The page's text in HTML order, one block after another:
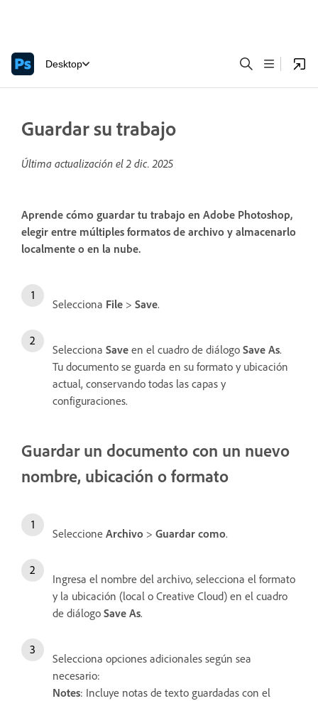
Desktop
Guardar su trabajo
Última actualización el2 dic. 2025
Aprende cómo guardar tu trabajo en Adobe Photoshop,
elegir entre múltiples formatos de archivo y almacenarlo
localmente o en la nube.
Selecciona File > Save.
Selecciona Save en el cuadro de diálogo Save As.
Tu documento se guarda en su formato y ubicación
actual, conservando todas las capas y
configuraciones.
Guardar un documento con un nuevo
nombre, ubicación o formato
Seleccione Archivo > Guardar como.
Ingresa el nombre del archivo, selecciona el formato
y la ubicación (local o Creative Cloud) en el cuadro
de diálogo Save As.
Selecciona opciones adicionales según sea
necesario:
Notes: Incluye notas de texto guardadas con el